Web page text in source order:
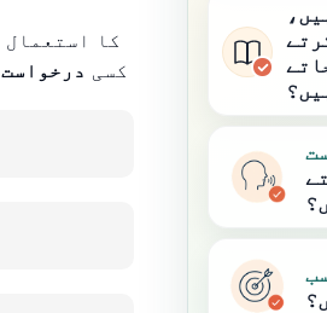
کا استعمال
کسی درخواست